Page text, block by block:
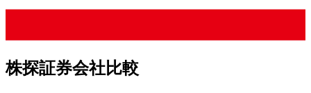
株探証券会社比較